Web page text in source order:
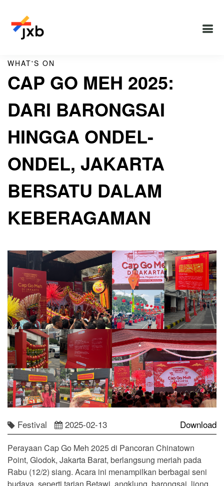
WHAT'S ON
CAP GO MEH 2025:
DARI BARONGSAI
HINGGA ONDEL-
ONDEL, JAKARTA
BERSATU DALAM
KEBERAGAMAN
Festival 2025-02-13 Download
Perayaan Cap Go Meh 2025 di Pancoran Chinatown
Point, Glodok, Jakarta Barat, berlangsung meriah pada
Rabu (12/2) siang. Acara ini menampilkan berbagai seni
budaya, seperti tarian Betawi, angklung, barongsai, liong,